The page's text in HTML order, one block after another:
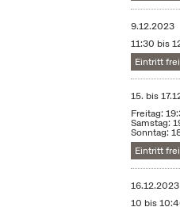
9.12.2023
11:30 bis
Eintritt frei
15. bis
Freitag:
Samstag:
Sonntag:
Eintritt frei
16.12.2023
10 bis